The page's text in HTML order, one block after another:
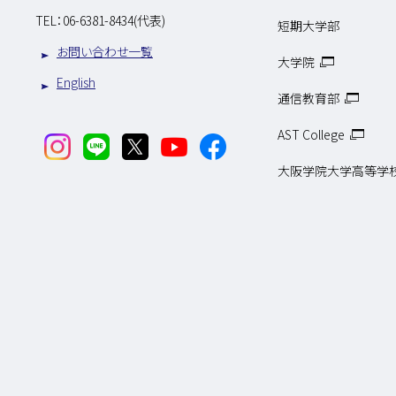
TEL： 06-6381-8434(代表)
お問い合わせ一覧
English
短期大学部
大学院
通信教育部
AST College
大阪学院大学高等学